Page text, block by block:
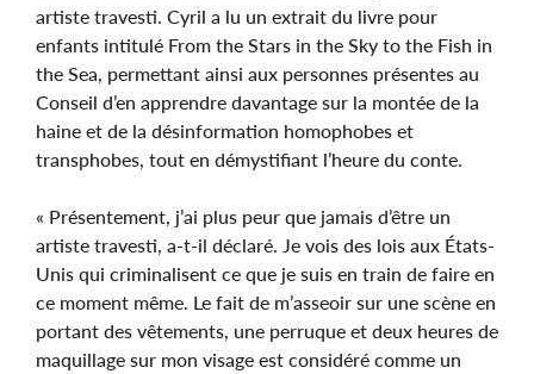
artiste travesti. Cyril a lu un extrait du livre pour
enfants intitulé From the Stars in the Sky to the Fish in
the Sea, permettant ainsi aux personnes présentes au
Conseil d’en apprendre davantage sur la montée de la
haine et de la désinformation homophobes et
transphobes, tout en démystifiant l’heure du conte.
« Présentement, j’ai plus peur que jamais d’être un
artiste travesti, a-t-il déclaré. Je vois des lois aux États-
Unis qui criminalisent ce que je suis en train de faire en
ce moment même. Le fait de m’asseoir sur une scène en
portant des vêtements, une perruque et deux heures de
maquillage sur mon visage est considéré comme un